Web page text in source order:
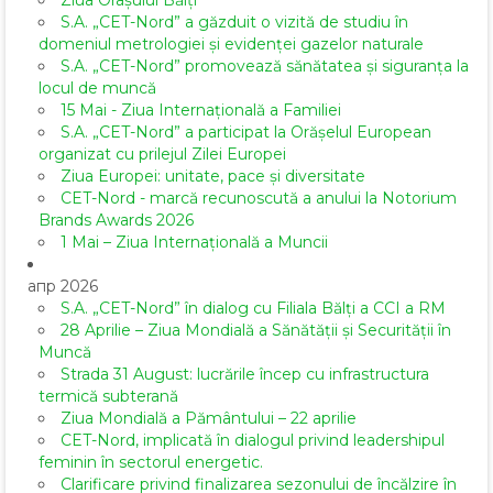
S.A. „CET-Nord” a găzduit o vizită de studiu în
domeniul metrologiei și evidenței gazelor naturale
S.A. „CET-Nord” promovează sănătatea și siguranța la
locul de muncă
15 Mai - Ziua Internațională a Familiei
S.A. „CET-Nord” a participat la Orășelul European
organizat cu prilejul Zilei Europei
Ziua Europei: unitate, pace și diversitate
CET-Nord - marcă recunoscută a anului la Notorium
Brands Awards 2026
1 Mai – Ziua Internațională a Muncii
апр 2026
S.A. „CET-Nord” în dialog cu Filiala Bălți a CCI a RM
28 Aprilie – Ziua Mondială a Sănătății și Securității în
Muncă
Strada 31 August: lucrările încep cu infrastructura
termică subterană
Ziua Mondială a Pământului – 22 aprilie
CET-Nord, implicată în dialogul privind leadershipul
feminin în sectorul energetic.
Clarificare privind finalizarea sezonului de încălzire în